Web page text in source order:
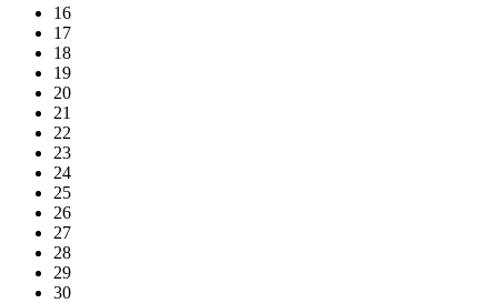
16
17
18
19
20
21
22
23
24
25
26
27
28
29
30